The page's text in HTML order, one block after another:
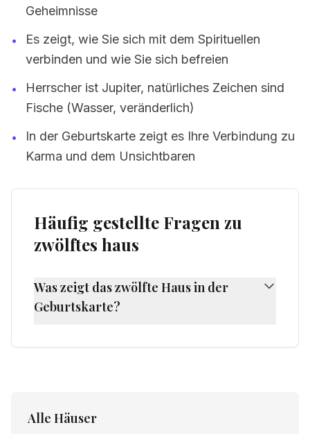
Geheimnisse
•
Es zeigt, wie Sie sich mit dem Spirituellen
verbinden und wie Sie sich befreien
•
Herrscher ist Jupiter, natürliches Zeichen sind
Fische (Wasser, veränderlich)
•
In der Geburtskarte zeigt es Ihre Verbindung zu
Karma und dem Unsichtbaren
Häufig gestellte Fragen zu
zwölftes haus
Was zeigt das zwölfte Haus in der
Geburtskarte?
Geheimnisse, Isolation, Spiritualität, Karma
Alle Häuser